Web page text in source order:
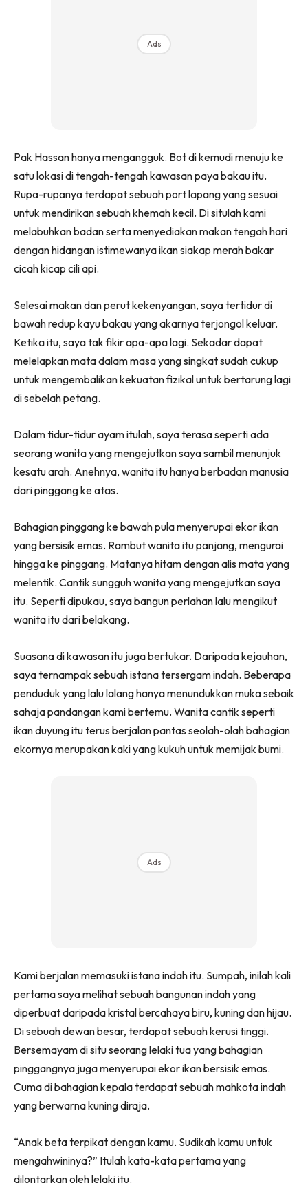
Ads
Pak Hassan hanya mengangguk. Bot di kemudi menuju ke
satu lokasi di tengah-tengah kawasan paya bakau itu.
Rupa-rupanya terdapat sebuah port lapang yang sesuai
untuk mendirikan sebuah khemah kecil. Di situlah kami
melabuhkan badan serta menyediakan makan tengah hari
dengan hidangan istimewanya ikan siakap merah bakar
cicah kicap cili api.
Selesai makan dan perut kekenyangan, saya tertidur di
bawah redup kayu bakau yang akarnya terjongol keluar.
Ketika itu, saya tak fikir apa-apa lagi. Sekadar dapat
melelapkan mata dalam masa yang singkat sudah cukup
untuk mengembalikan kekuatan fizikal untuk bertarung lagi
di sebelah petang.
Dalam tidur-tidur ayam itulah, saya terasa seperti ada
seorang wanita yang mengejutkan saya sambil menunjuk
kesatu arah. Anehnya, wanita itu hanya berbadan manusia
dari pinggang ke atas.
Bahagian pinggang ke bawah pula menyerupai ekor ikan
yang bersisik emas. Rambut wanita itu panjang, mengurai
hingga ke pinggang. Matanya hitam dengan alis mata yang
melentik. Cantik sungguh wanita yang mengejutkan saya
itu. Seperti dipukau, saya bangun perlahan lalu mengikut
wanita itu dari belakang.
Suasana di kawasan itu juga bertukar. Daripada kejauhan,
saya ternampak sebuah istana tersergam indah. Beberapa
penduduk yang lalu lalang hanya menundukkan muka sebaik
sahaja pandangan kami bertemu. Wanita cantik seperti
ikan duyung itu terus berjalan pantas seolah-olah bahagian
ekornya merupakan kaki yang kukuh untuk memijak bumi.
Ads
Kami berjalan memasuki istana indah itu. Sumpah, inilah kali
pertama saya melihat sebuah bangunan indah yang
diperbuat daripada kristal bercahaya biru, kuning dan hijau.
Di sebuah dewan besar, terdapat sebuah kerusi tinggi.
Bersemayam di situ seorang lelaki tua yang bahagian
pinggangnya juga menyerupai ekor ikan bersisik emas.
Cuma di bahagian kepala terdapat sebuah mahkota indah
yang berwarna kuning diraja.
“Anak beta terpikat dengan kamu. Sudikah kamu untuk
mengahwininya?” Itulah kata-kata pertama yang
dilontarkan oleh lelaki itu.